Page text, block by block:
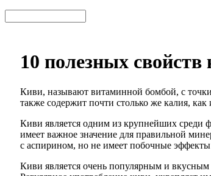
10 полезных свойств
Киви, называют витаминной бомбой, с
также содержит почти столько же калия, как
Киви является одним из крупнейших среди
имеет важное значение для правильной
с аспирином, но не имеет побочные
Киви является очень популярным и